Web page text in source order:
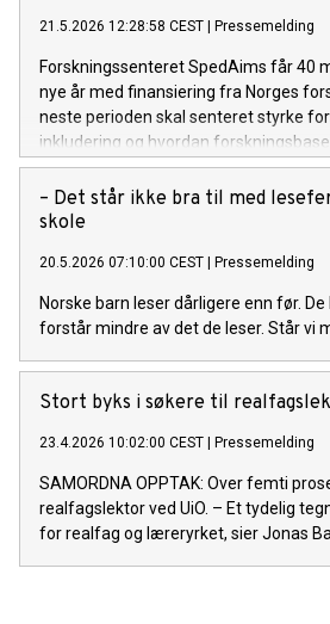
21.5.2026 12:28:58 CEST | Pressemelding
Forskningssenteret SpedAims får 40
nye år med finansiering fra Norges
neste perioden skal senteret styrke
inkludering og hvordan
bruk i barnehager og skoler.
– Det står ikke bra til med
skole
20.5.2026 07:10:00 CEST | Pressemelding
Norske barn leser dårligere enn før.
forstår mindre av det de leser. Står vi
Stort byks i søkere til
23.4.2026 10:02:00 CEST | Pressemelding
SAMORDNA OPPTAK: Over femti
realfagslektor ved UiO. – Et tydelig
for realfag og læreryrket, sier Jonas